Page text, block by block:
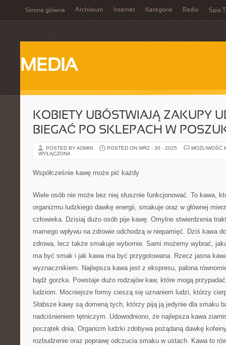
Strona główna Archiwum Internet Kategorie Radio Spis
MEDIA
KOBIETY UBÓSTWIAJĄ ZAKUPY
BIEGAĆ PO SKLEPACH W
POSTED BY ADMIN POSTED ON WRZ - 30 - 2025
MOŻLIWOŚĆ
WYŁĄCZONA
Współcześnie kawę może pić każdy
Wiele osób nie może bez niej słusznie funkcjonować. To kawa,
organizmu ludzkiego dawkę energii, smakuje oraz w głównej
człowieka. Dzisiaj dużo osób pije kawę. Omylne stwierdzenia
marnego wpływu na zdrowie odchodzą w niepamięć. Dziś kawa
zdrowa, lecz także smakuje wybornie. Sami możemy wybrać,
ma być smak i jak kawa ma być przygotowana. Rzecz jasna
wyznacznikiem. Najlepsza kawa jest z ekspresu, palona
bądź gorzka. Powstaje dużo rodzajów kaw, które mogą
ludziom. Mocniejsze formy cieszą się uznaniem ludzi, którzy
Słabsze kawy są domeną tych, którzy piją ją jedynie dla smaku
nadciśnieniem tętniczym. Udowodniono, że najlepsza kawa
początek dnia. Organizm ludzki zdobywa pożądaną dawkę
rozbudzenie oraz poprawę odczucia smaku w ustach. Kawa to